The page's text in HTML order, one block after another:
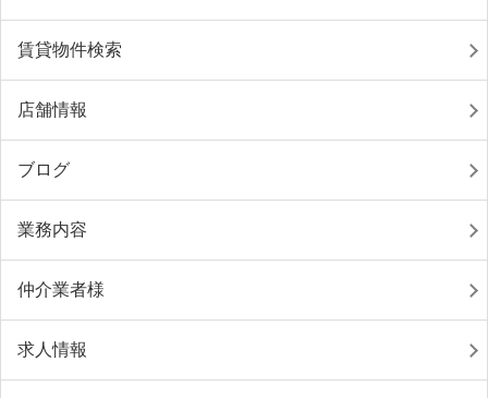
賃貸物件検索
店舗情報
ブログ
業務内容
仲介業者様
求人情報